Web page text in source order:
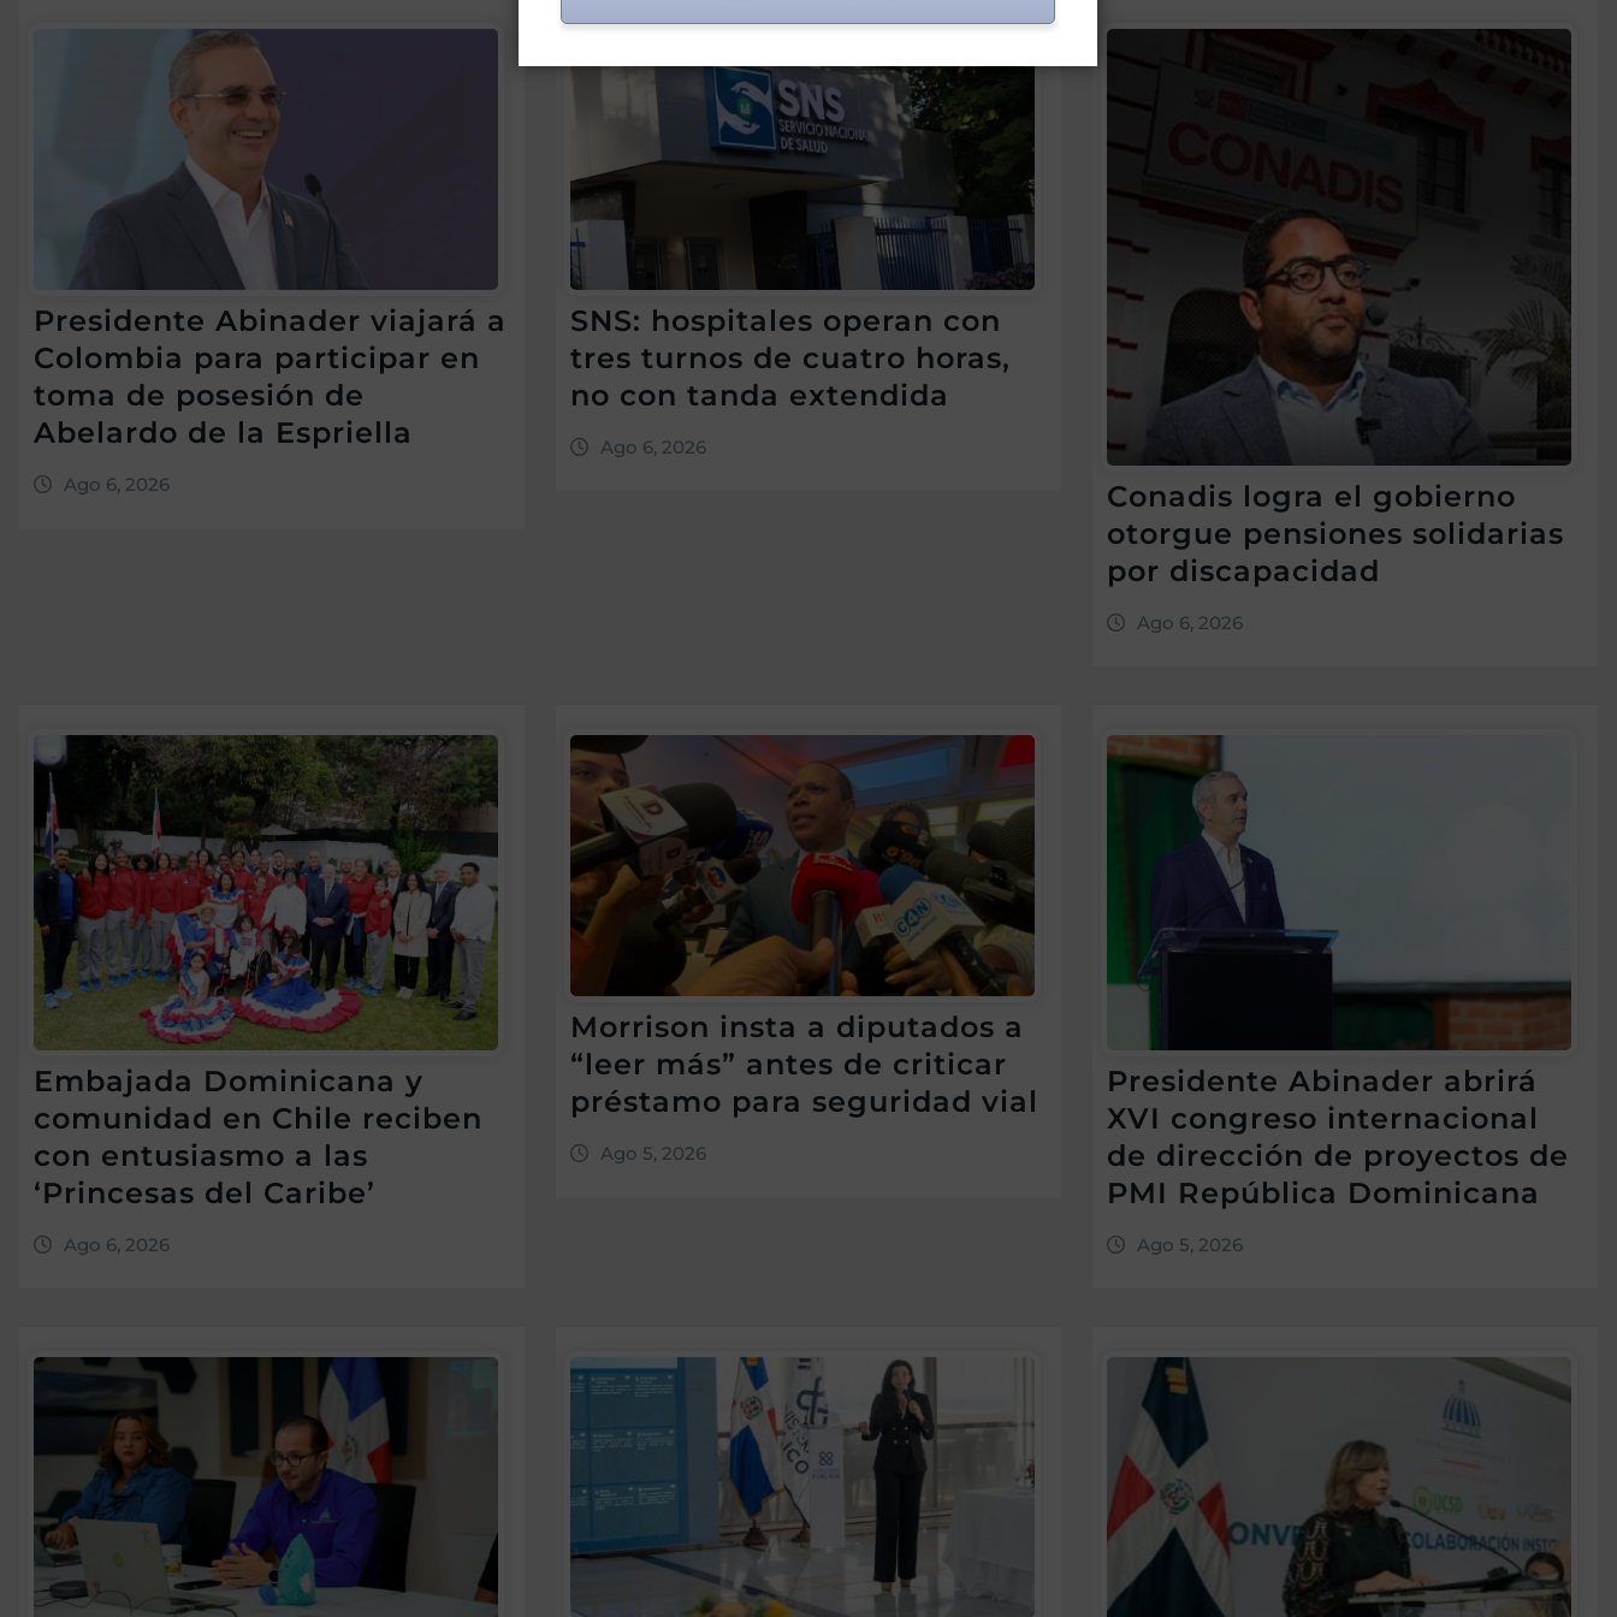
Presidente Abinader viajará a
Colombia para participar en
toma de posesión de
Abelardo de la Espriella
Ago 6, 2026
SNS: hospitales operan con
tres turnos de cuatro horas,
no con tanda extendida
Ago 6, 2026
Conadis logra el gobierno
otorgue pensiones solidarias
por discapacidad
Ago 6, 2026
Embajada Dominicana y
comunidad en Chile reciben
con entusiasmo a las
‘Princesas del Caribe’
Ago 6, 2026
Morrison insta a diputados a
“leer más” antes de criticar
préstamo para seguridad vial
Ago 5, 2026
Presidente Abinader abrirá
XVI congreso internacional
de dirección de proyectos de
PMI República Dominicana
Ago 5, 2026